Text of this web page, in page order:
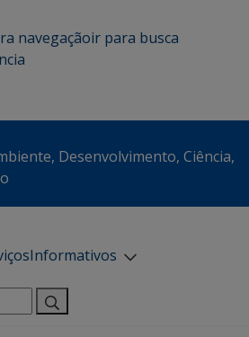
navegaçãoir para busca
Desenvolvimento, Ciência,
Informativos